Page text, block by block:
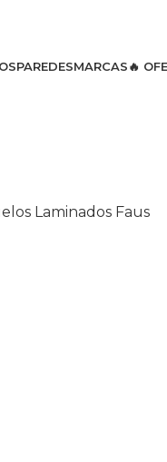
PAREDESMARCAS🔥
Laminados Faus